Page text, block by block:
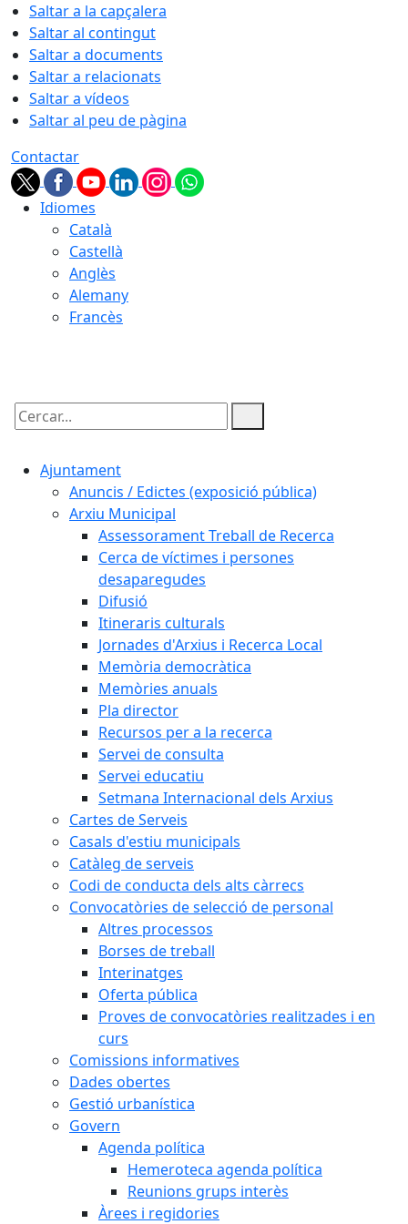
Saltar a la capçalera
Saltar al contingut
Saltar a documents
Saltar a relacionats
Saltar a vídeos
Saltar al peu de pàgina
Contactar
Idiomes
Català
Castellà
Anglès
Alemany
Francès
Cercar:
Ajuntament
Anuncis / Edictes (exposició pública)
Arxiu Municipal
Assessorament Treball de Recerca
Cerca de víctimes i persones
desaparegudes
Difusió
Itineraris culturals
Jornades d'Arxius i Recerca Local
Memòria democràtica
Memòries anuals
Pla director
Recursos per a la recerca
Servei de consulta
Servei educatiu
Setmana Internacional dels Arxius
Cartes de Serveis
Casals d'estiu municipals
Catàleg de serveis
Codi de conducta dels alts càrrecs
Convocatòries de selecció de personal
Altres processos
Borses de treball
Interinatges
Oferta pública
Proves de convocatòries realitzades i en
curs
Comissions informatives
Dades obertes
Gestió urbanística
Govern
Agenda política
Hemeroteca agenda política
Reunions grups interès
Àrees i regidories